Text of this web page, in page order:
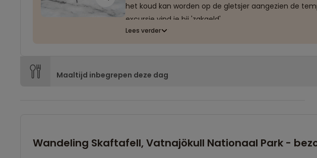
het koud kan worden op de gletsjer aangezien de
excursie vind je bij 'zakgeld'.
Lees verder
Maaltijd inbegrepen deze dag
Wandeling Skaftafell, Vatnajökull Nationaal Park -